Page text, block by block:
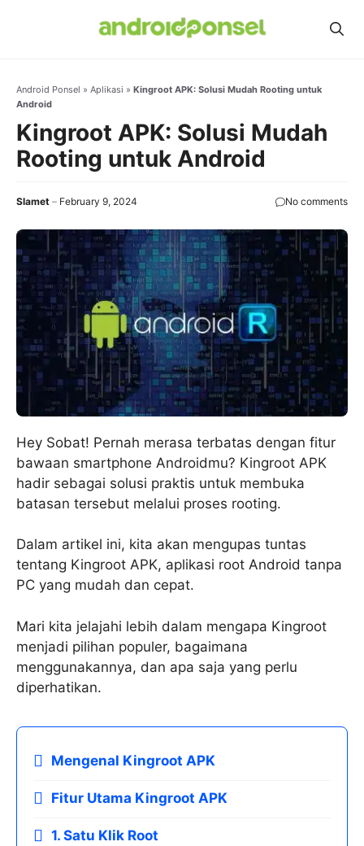
Android Ponsel » Aplikasi » Kingroot APK: Solusi Mudah Rooting untuk
Android
Kingroot APK: Solusi Mudah
Rooting untuk Android
Slamet February 9, 2024 No comments
Hey Sobat! Pernah merasa terbatas dengan fitur
bawaan smartphone Androidmu? Kingroot APK
hadir sebagai solusi praktis untuk membuka
batasan tersebut melalui proses rooting.
Dalam artikel ini, kita akan mengupas tuntas
tentang Kingroot APK, aplikasi root Android tanpa
PC yang mudah dan cepat.
Mari kita jelajahi lebih dalam mengapa Kingroot
menjadi pilihan populer, bagaimana
menggunakannya, dan apa saja yang perlu
diperhatikan.
Mengenal Kingroot APK
Fitur Utama Kingroot APK
1. Satu Klik Root